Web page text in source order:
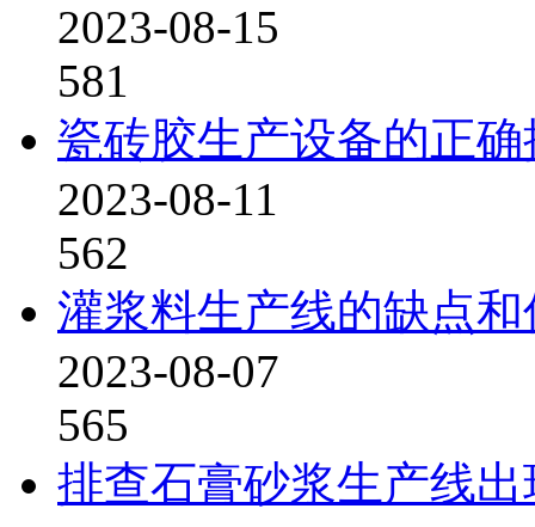
2023-08-15
581
瓷砖胶生产设备的正
2023-08-11
562
灌浆料生产线的缺点和
2023-08-07
565
排查石膏砂浆生产线